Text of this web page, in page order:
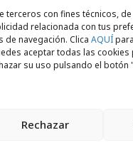
terceros con fines técnicos,
relacionada con tus
navegación. Clica AQUÍ
aceptar todas las
su uso pulsando el botón
Rechazar
Hambre. Pablo
entre ser
que te mueve,